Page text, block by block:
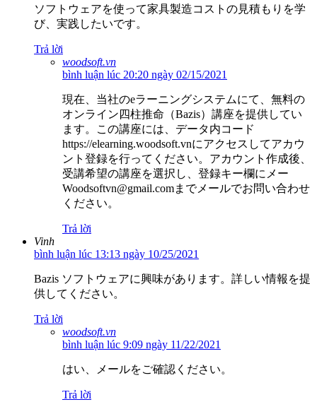
ソフトウェアを使って家具製造コストの見積もりを学
び、実践したいです。
Trả lời
woodsoft.vn
bình luận lúc 20:20 ngày 02/15/2021
現在、当社のeラーニングシステムにて、無料の
オンライン四柱推命（Bazis）講座を提供してい
ます。この講座には、データ内コード
https://elearning.woodsoft.vnにアクセスしてアカウ
ント登録を行ってください。アカウント作成後、
受講希望の講座を選択し、登録キー欄にメー
Woodsoftvn@gmail.comまでメールでお問い合わせ
ください。
Trả lời
Vinh
bình luận lúc 13:13 ngày 10/25/2021
Bazis ソフトウェアに興味があります。詳しい情報を提
供してください。
Trả lời
woodsoft.vn
bình luận lúc 9:09 ngày 11/22/2021
はい、メールをご確認ください。
Trả lời